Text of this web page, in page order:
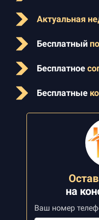
Актуальная
Бесплатный
Бесплатное
Бесплатные
на
Ваш номер